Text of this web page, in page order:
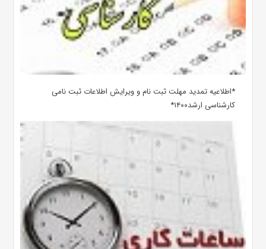
*اطلاعیه تمدید مهلت ثبت نام و ویرایش اطلاعات ثبت نامی
کارشناسی ارشد۱۴۰۰*